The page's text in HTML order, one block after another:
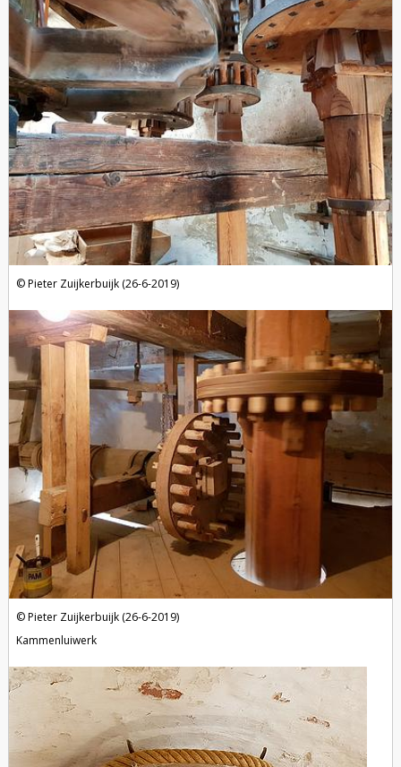
Pieter Zuijkerbuijk (26-6-2019)
Pieter Zuijkerbuijk (26-6-2019)
Kammenluiwerk